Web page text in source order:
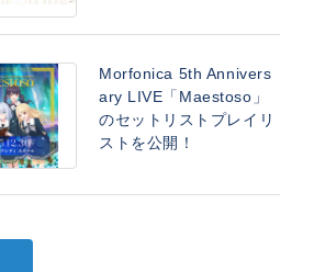
Morfonica 5th Annivers
ary LIVE「Maestoso」
のセットリストプレイリ
ストを公開！